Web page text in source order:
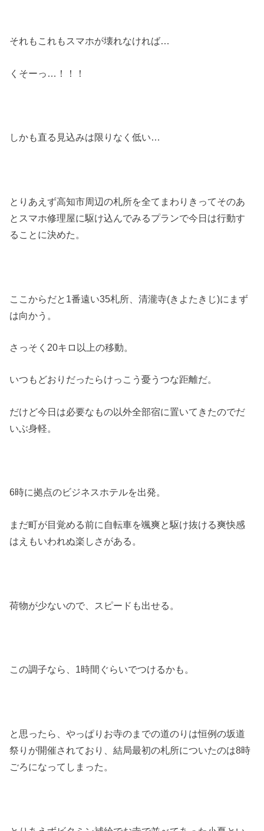
それもこれもスマホが壊れなければ…
くそーっ…！！！
しかも直る見込みは限りなく低い…
とりあえず高知市周辺の札所を全てまわりきってそのあ
とスマホ修理屋に駆け込んでみるプランで今日は行動す
ることに決めた。
ここからだと1番遠い35札所、清瀧寺(きよたきじ)にまず
は向かう。
さっそく20キロ以上の移動。
いつもどおりだったらけっこう憂うつな距離だ。
だけど今日は必要なもの以外全部宿に置いてきたのでだ
いぶ身軽。
6時に拠点のビジネスホテルを出発。
まだ町が目覚める前に自転車を颯爽と駆け抜ける爽快感
はえもいわれぬ楽しさがある。
荷物が少ないので、スピードも出せる。
この調子なら、1時間ぐらいでつけるかも。
と思ったら、やっぱりお寺のまでの道のりは恒例の坂道
祭りが開催されており、結局最初の札所についたのは8時
ごろになってしまった。